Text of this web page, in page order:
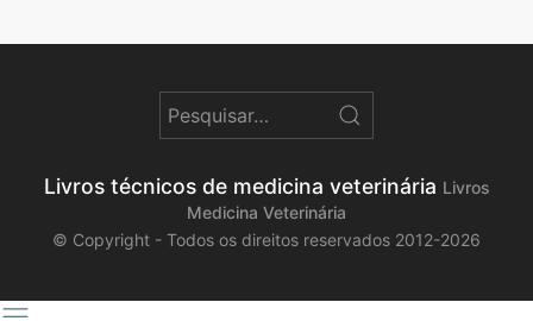
Livros técnicos de medicina veterinária Livros
Medicina Veterinária
© Copyright - Todos os direitos reservados 2012-2026